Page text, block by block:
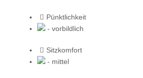
Pünktlichkeit
- vorbildlich
Sitzkomfort
- mittel